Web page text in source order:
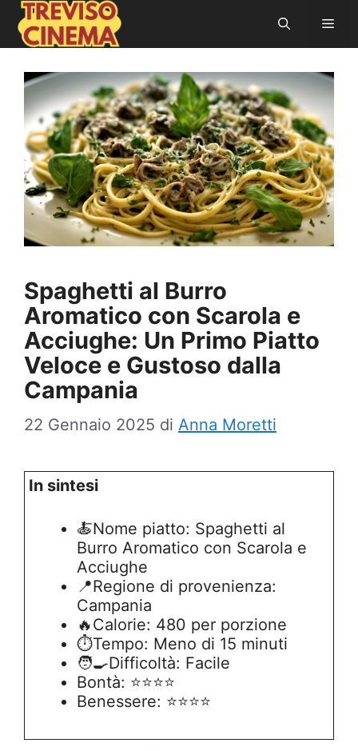
Vai
contenuto
Spaghetti al Burro
Aromatico con Scarola e
Acciughe: Un Primo Piatto
Veloce e Gustoso dalla
Campania
22 Gennaio 2025 di Anna Moretti
In sintesi
🍝Nome piatto: Spaghetti al
Burro Aromatico con Scarola e
Acciughe
📍Regione di provenienza:
Campania
🔥Calorie: 480 per porzione
⏱️Tempo: Meno di 15 minuti
🧑‍🍳Difficoltà: Facile
Bontà: ⭐⭐⭐⭐
Benessere: ⭐⭐⭐⭐